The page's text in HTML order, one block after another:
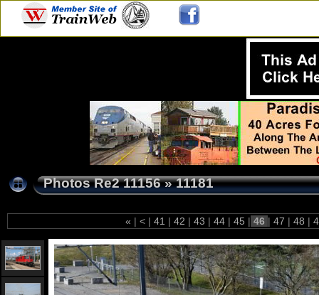
Photos Re2 11156»11181
« | < | 41 | 42 | 43 | 44 | 45 | 46 | 47 | 48 |